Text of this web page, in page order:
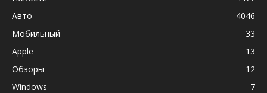
Авто
4046
Мобильный
33
Apple
13
Обзоры
12
Windows
7